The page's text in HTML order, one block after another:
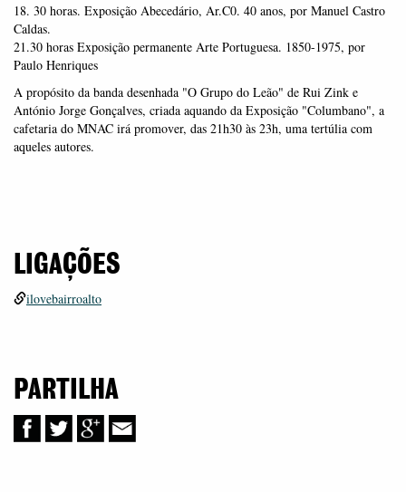
18. 30 horas. Exposição Abecedário, Ar.C0. 40 anos, por Manuel Castro
Caldas.
21.30 horas Exposição permanente Arte Portuguesa. 1850-1975, por
Paulo Henriques
A propósito da banda desenhada "O Grupo do Leão" de Rui Zink e
António Jorge Gonçalves, criada aquando da Exposição "Columbano", a
cafetaria do MNAC irá promover, das 21h30 às 23h, uma tertúlia com
aqueles autores.
LIGAÇÕES
ilovebairroalto
PARTILHA